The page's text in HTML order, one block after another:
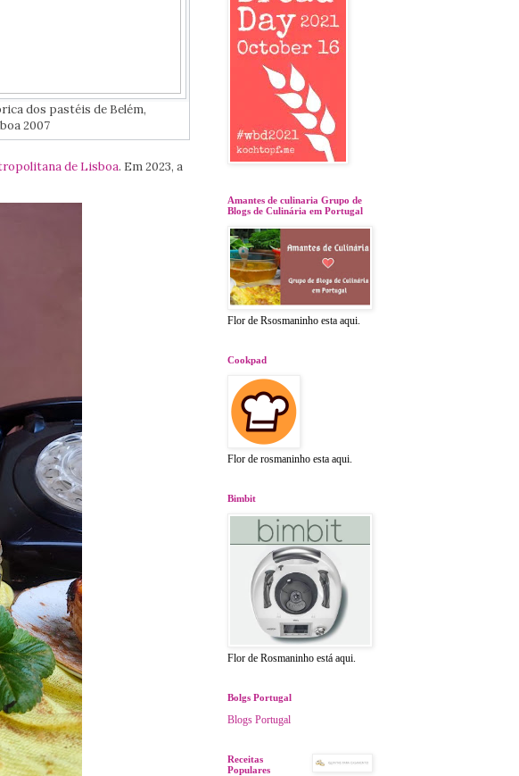
dos pastéis de Belém,
2007
de Lisboa. Em 2023, a
Amantes de culinaria Grupo de
Blogs de Culinária em Portugal
Flor de Rsosmaninho esta aqui.
Cookpad
Flor de rosmaninho esta aqui.
Bimbit
Flor de Rosmaninho está aqui.
Bolgs Portugal
Blogs Portugal
Receitas
Populares